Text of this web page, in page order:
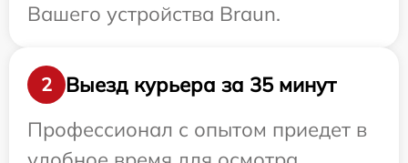
Вашего устройства Braun.
2
Выезд курьера за 35 минут
Профессионал с опытом приедет в